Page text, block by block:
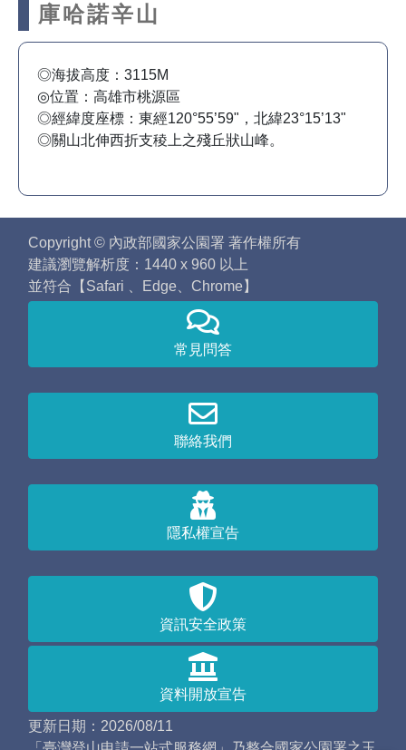
庫哈諾辛山
◎海拔高度：3115M
◎位置：高雄市桃源區
◎經緯度座標：東經120°55’59"，北緯23°15’13"
◎關山北伸西折支稜上之殘丘狀山峰。
Copyright © 內政部國家公園署 著作權所有
建議瀏覽解析度：1440 x 960 以上
並符合【Safari 、Edge、Chrome】
常見問答
聯絡我們
隱私權宣告
資訊安全政策
資料開放宣告
更新日期：2026/08/11